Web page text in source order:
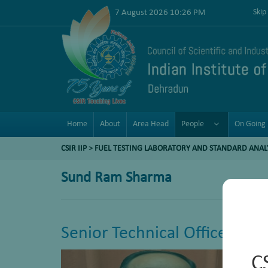
7 August 2026 10:26 PM
Home About Area Head People On Going
CSIR IIP > FUEL TESTING LABORATORY AND STANDARD
Sund Ram Sharma
Senior Technical Officer (1)